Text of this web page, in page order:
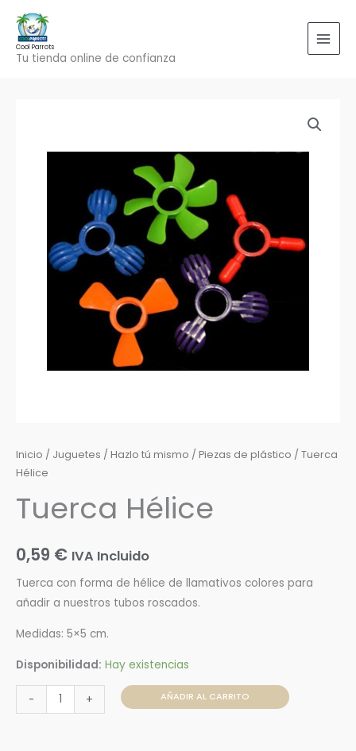
contenido
Cool Parrots
Tu tienda online de confianza
Inicio / Juguetes / Hazlo tú mismo / Piezas de plástico / Tuerca
Hélice
Tuerca Hélice
0,59 € IVA Incluido
Tuerca con forma de hélice de llamativos colores para
añadir a nuestros tubos roscados.
Medidas: 5×5 cm.
Disponibilidad: Hay existencias
-
cantidad
+ AÑADIR AL CARRITO